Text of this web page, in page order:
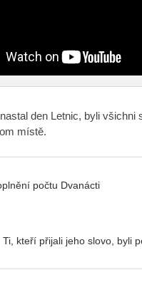
den Letnic, byli všichni
místě.
počtu Dvanácti
Ti, kteří přijali jeho slovo, byli